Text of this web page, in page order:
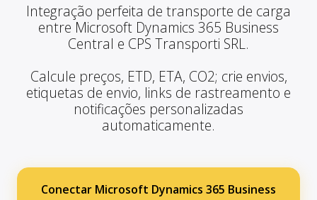
Integração perfeita de transporte de carga
entre Microsoft Dynamics 365 Business
Central e CPS Transporti SRL.
Calcule preços, ETD, ETA, CO2; crie envios,
etiquetas de envio, links de rastreamento e
notificações personalizadas
automaticamente.
Conectar Microsoft Dynamics 365 Business